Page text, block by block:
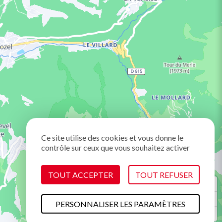
Ce site utilise des cookies et vous donne le
contrôle sur ceux que vous souhaitez activer
TOUT ACCEPTER TOUT REFUSER
PERSONNALISER LES PARAMÈTRES